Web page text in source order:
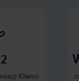
Klienci